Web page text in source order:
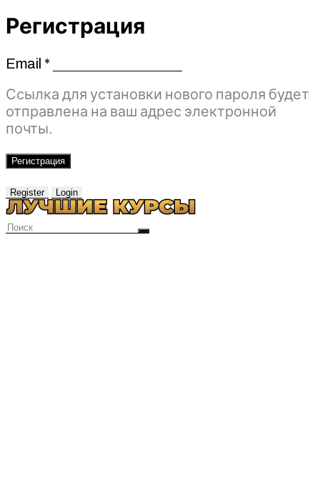
Регистрация
Email *Обязательно
Ссылка для установки нового пароля будет
отправлена ​​на ваш адрес электронной
почты.
Регистрация
Register Login